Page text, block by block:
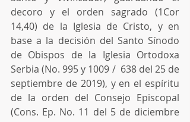
decoro y el orden sagrado (1Cor
14,40) de la Iglesia de Cristo, y en
base a la decisión del Santo Sínodo
de Obispos de la Iglesia Ortodoxa
Serbia (No. 995 y 1009 /  638 del 25 de
septiembre de 2019), y en el espíritu
de la orden del Consejo Episcopal
(Cons. Ep. No. 11 del 5 de diciembre